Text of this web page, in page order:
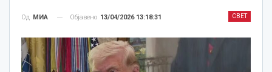
СВЕТ
Од МИА Објавено 13/04/2026 13:18:31